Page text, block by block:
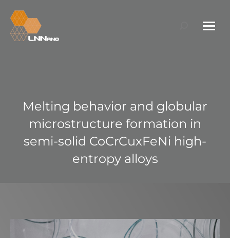
Search:
Melting behavior and globular
microstructure formation in
semi-solid CoCrCuxFeNi high-
entropy alloys